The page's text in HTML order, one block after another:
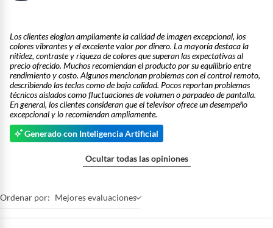
Los clientes elogian ampliamente la calidad de imagen excepcional, los
colores vibrantes y el excelente valor por dinero. La mayoría destaca la
nitidez, contraste y riqueza de colores que superan las expectativas al
precio ofrecido. Muchos recomiendan el producto por su equilibrio entre
rendimiento y costo. Algunos mencionan problemas con el control remoto,
describiendo las teclas como de baja calidad. Pocos reportan problemas
técnicos aislados como fluctuaciones de volumen o parpadeo de pantalla.
En general, los clientes consideran que el televisor ofrece un desempeño
excepcional y lo recomiendan ampliamente.
Generado con Inteligencia Artificial
Ocultar todas las opiniones
Ordenar por: Mejores evaluaciones